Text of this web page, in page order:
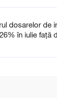
dosarelor de
în iulie față